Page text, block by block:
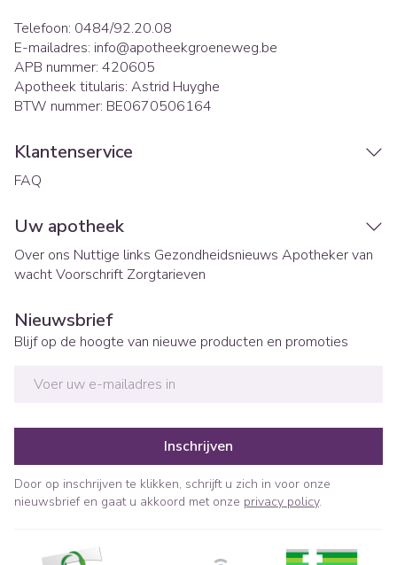
Telefoon: 0484/92.20.08
E-mailadres: info@apotheekgroeneweg.be
APB nummer: 420605
Apotheek titularis: Astrid Huyghe
BTW nummer: BE0670506164
Klantenservice
FAQ
Uw apotheek
Over ons Nuttige links Gezondheidsnieuws Apotheker van
wachtVoorschrift Zorgtarieven
Nieuwsbrief
Blijf op de hoogte van nieuwe producten en promoties
Inschrijven
Door op inschrijven te klikken, schrijft u zich in voor onze
nieuwsbrief en gaat u akkoord met onze privacy policy.